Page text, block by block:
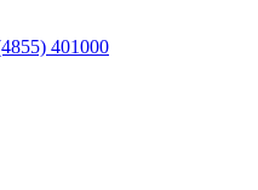
401000